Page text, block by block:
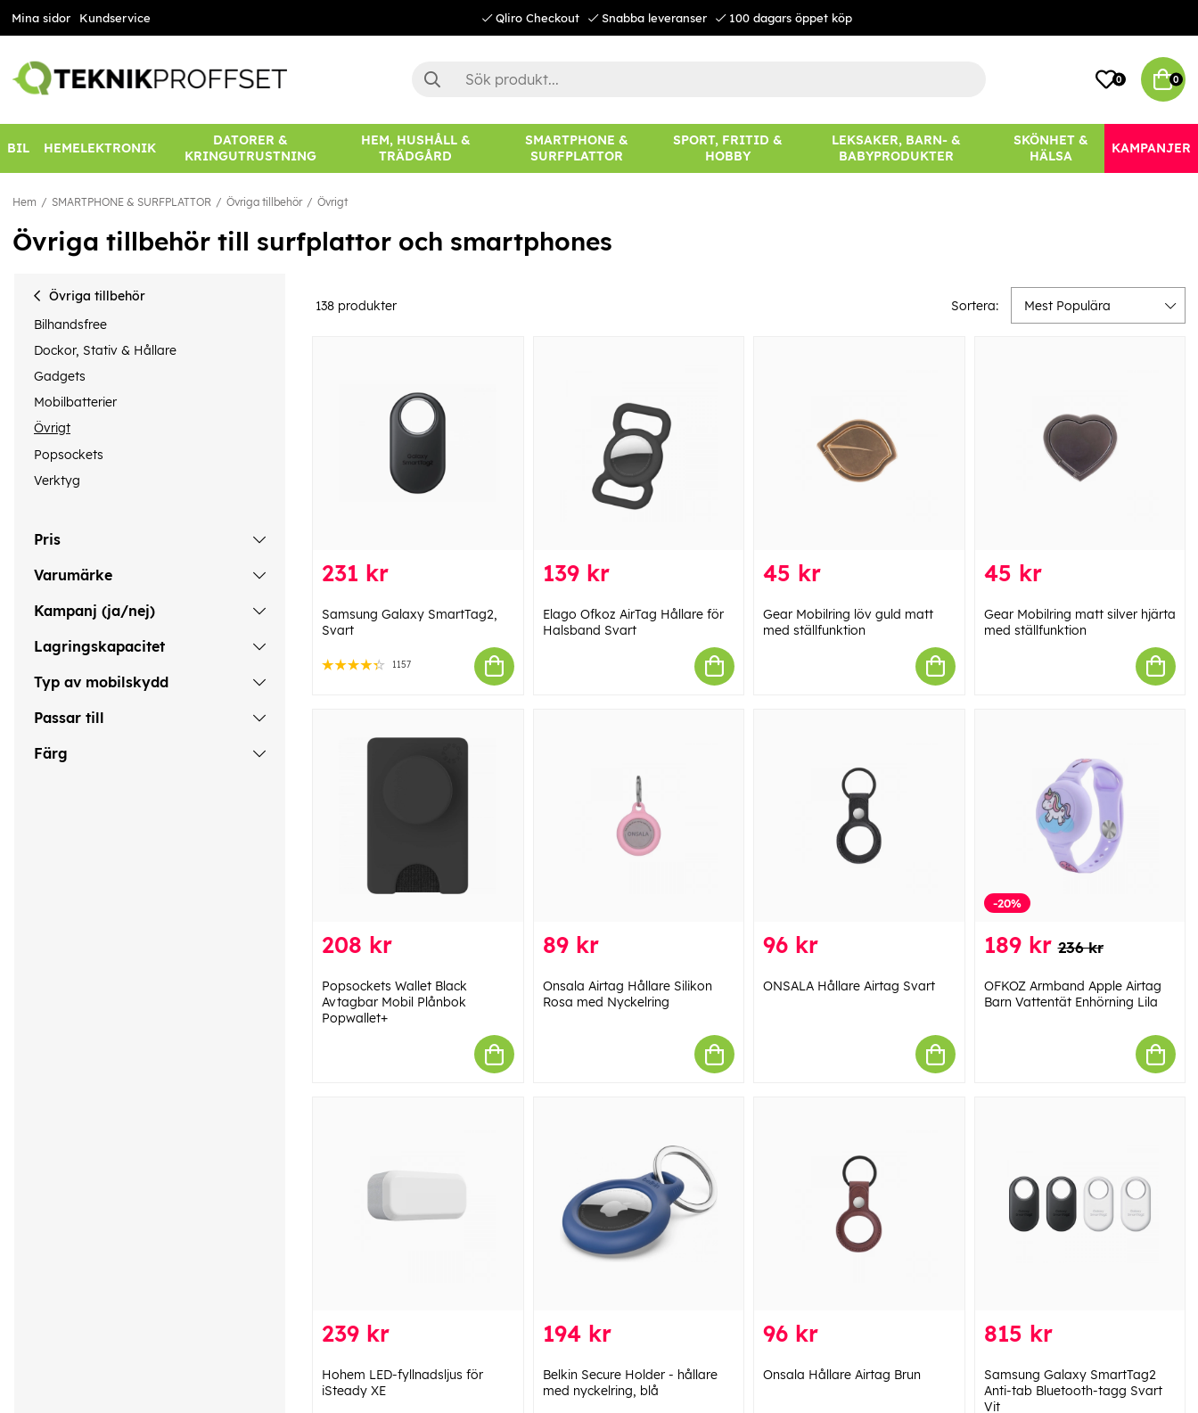
Mina sidor Kundservice Qliro Checkout Snabba leveranser 100 dagars öppet köp
0 0
BIL HEMELEKTRONIK
DATORER &
KRINGUTRUSTNING
HEM, HUSHÅLL &
TRÄDGÅRD
SMARTPHONE &
SURFPLATTOR
SPORT, FRITID &
HOBBY
LEKSAKER, BARN- &
BABYPRODUKTER
SKÖNHET &
HÄLSA
KAMPANJER
Hem SMARTPHONE & SURFPLATTOR Övriga tillbehör Övrigt
Övriga tillbehör till surfplattor och smartphones
Övriga tillbehör
Bilhandsfree
Dockor, Stativ & Hållare
Gadgets
Mobilbatterier
Övrigt
Popsockets
Verktyg
Pris
Varumärke
Kampanj (ja/nej)
Lagringskapacitet
Typ av mobilskydd
Passar till
Färg
138 produkter Sortera: Mest Populära
231 kr
Samsung Galaxy SmartTag2,
Svart
1157
139 kr
Elago Ofkoz AirTag Hållare för
Halsband Svart
45 kr
Gear Mobilring löv guld matt
med ställfunktion
45 kr
Gear Mobilring matt silver hjärta
med ställfunktion
208 kr
Popsockets Wallet Black
Avtagbar Mobil Plånbok
Popwallet+
89 kr
Onsala Airtag Hållare Silikon
Rosa med Nyckelring
96 kr
ONSALA Hållare Airtag Svart
-20%
189 kr 236 kr
OFKOZ Armband Apple Airtag
Barn Vattentät Enhörning Lila
239 kr
Hohem LED-fyllnadsljus för
iSteady XE
194 kr
Belkin Secure Holder - hållare
med nyckelring, blå
96 kr
Onsala Hållare Airtag Brun
815 kr
Samsung Galaxy SmartTag2
Anti-tab Bluetooth-tagg Svart
Vit